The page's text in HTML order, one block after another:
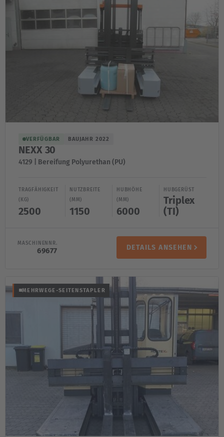
VERFÜGBAR BAUJAHR 2022
NEXX 30
4129 | Bereifung Polyurethan (PU)
TRAGFÄHIGKEIT
(KG)
2500
NUTZBREITE
(MM)
1150
HUBHÖHE
(MM)
6000
HUBGERÜST
Triplex
(TI)
MASCHINENNR.
69677 DETAILS ANSEHEN
MEHRWEGE-SEITENSTAPLER